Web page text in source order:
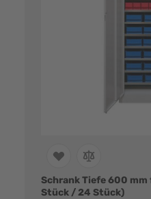
Schrank Tiefe 600
Stück / 24 Stück)